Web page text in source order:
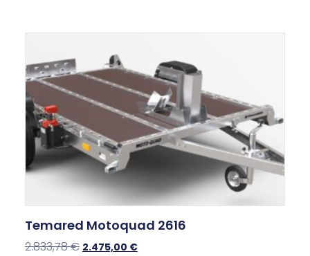
Temared Motoquad 2616
2.833,78€ 2.475,00 €